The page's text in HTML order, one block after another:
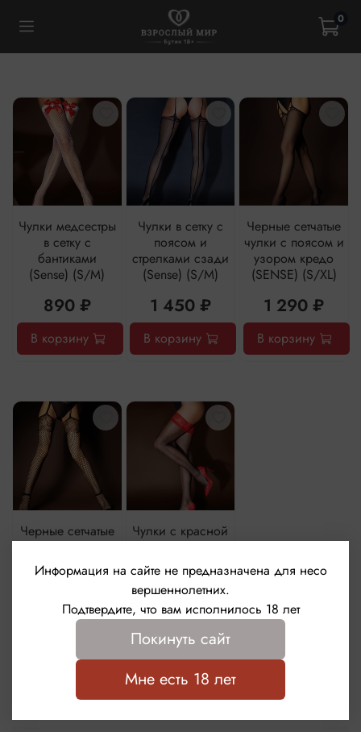
0
Чулки медсестры
в сетку с
бантиками
(Sense) (S/M)
890 ₽
В корзину
Чулки в сетку с
поясом и
стрелками сзади
(Sense) (S/M)
1 450 ₽
В корзину
Черные сетчатые
чулки с поясом и
узором кредо
(SENSE) (S/XL)
1 290 ₽
В корзину
Черные сетчатые
чулки с поясом и
кружевным
узором (SENSE)
1 250 ₽
В корзину
Чулки с красной
кружевной
резинкой на
силиконе SENSE
(42-46)
1 590 ₽
В корзину
Информация на сайте не предназначена для несо
вершеннолетних.
Подтвердите, что вам исполнилось 18 лет
Покинуть сайт
Мне есть 18 лет